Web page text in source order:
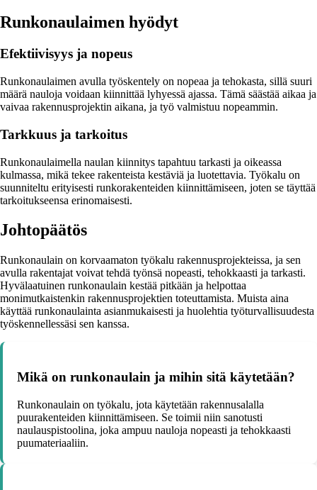
Runkonaulaimen hyödyt
Efektiivisyys ja nopeus
Runkonaulaimen avulla työskentely on nopeaa ja tehokasta, sillä suuri
määrä nauloja voidaan kiinnittää lyhyessä ajassa. Tämä säästää aikaa ja
vaivaa rakennusprojektin aikana, ja työ valmistuu nopeammin.
Tarkkuus ja tarkoitus
Runkonaulaimella naulan kiinnitys tapahtuu tarkasti ja oikeassa
kulmassa, mikä tekee rakenteista kestäviä ja luotettavia. Työkalu on
suunniteltu erityisesti runkorakenteiden kiinnittämiseen, joten se täyttää
tarkoitukseensa erinomaisesti.
Johtopäätös
Runkonaulain on korvaamaton työkalu rakennusprojekteissa, ja sen
avulla rakentajat voivat tehdä työnsä nopeasti, tehokkaasti ja tarkasti.
Hyvälaatuinen runkonaulain kestää pitkään ja helpottaa
monimutkaistenkin rakennusprojektien toteuttamista. Muista aina
käyttää runkonaulainta asianmukaisesti ja huolehtia työturvallisuudesta
työskennellessäsi sen kanssa.
Mikä on runkonaulain ja mihin sitä käytetään?
Runkonaulain on työkalu, jota käytetään rakennusalalla
puurakenteiden kiinnittämiseen. Se toimii niin sanotusti
naulauspistoolina, joka ampuu nauloja nopeasti ja tehokkaasti
puumateriaaliin.